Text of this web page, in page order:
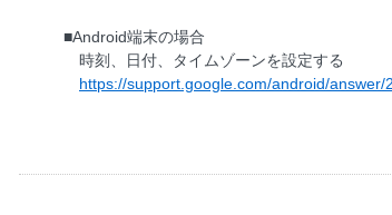
■Android端末の場合
時刻、日付、タイムゾーンを設定する
https://support.google.com/android/answer/